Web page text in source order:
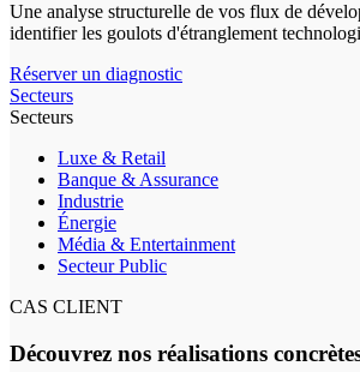
Une analyse structurelle de vos flux de
identifier les goulots d'étranglement
Réserver un diagnostic
Secteurs
Secteurs
Luxe & Retail
Banque & Assurance
Industrie
Énergie
Média & Entertainment
Secteur Public
CAS CLIENT
Découvrez nos réalisations